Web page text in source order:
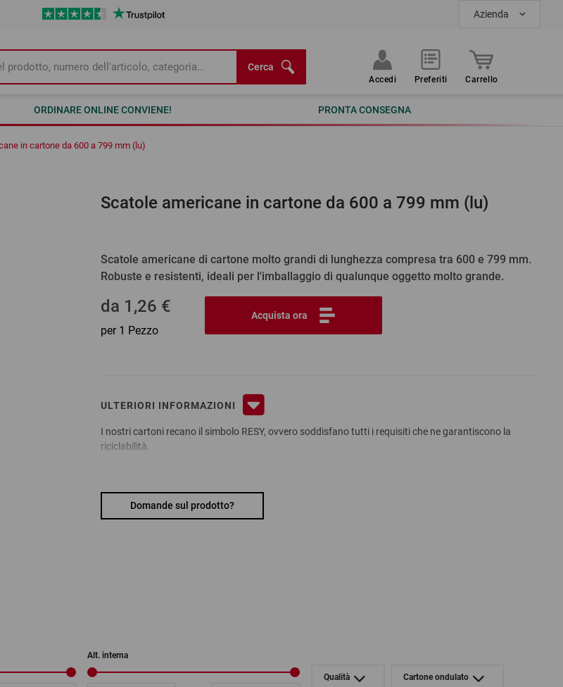
Azienda
Cerca
Accedi Preferiti Carrello
ORDINARE ONLINE CONVIENE! PRONTA CONSEGNA
in cartone da 600 a 799 mm (lu)
Scatole americane in cartone da 600 a 799 mm (lu)
Scatole americane di cartone molto grandi di lunghezza compresa tra 600 e 799 mm.
Robuste e resistenti, ideali per l'imballaggio di qualunque oggetto molto grande.
da 1,26 €
per 1 Pezzo
Acquista ora
ULTERIORI INFORMAZIONI
I nostri cartoni recano il simbolo RESY, ovvero soddisfano tutti i requisiti che ne garantiscono la
riciclabilità.
Materiale:
Cartone a onda singola e doppia
Domande sul prodotto?
Alt. interna
Qualità Cartone ondulato